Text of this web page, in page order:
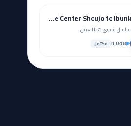
Game Center Shoujo to Ibunka Kouryuu
لمحبي هذا العمل.
11,048 مكتمل